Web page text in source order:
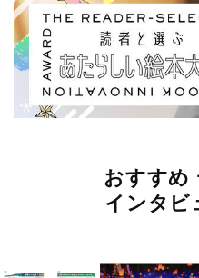
おすすめ
インタビ